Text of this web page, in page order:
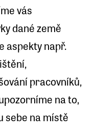
vás
dané země
aspekty např.
pracovníků,
na to,
sebe na místě